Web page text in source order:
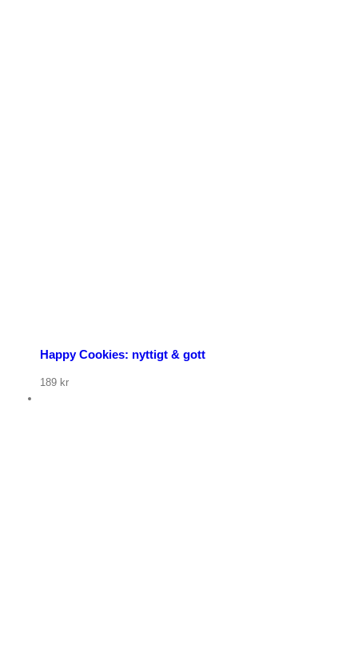
Happy Cookies: nyttigt & gott
189 kr